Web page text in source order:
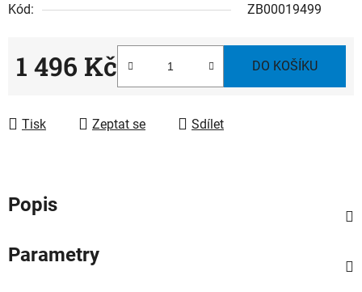
Kód:
ZB00019499
1 496 Kč DO KOŠÍKU
Tisk Zeptat se Sdílet
Popis
Parametry